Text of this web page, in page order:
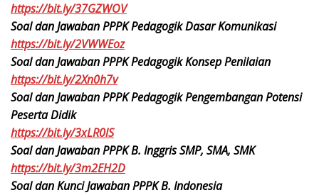
https://bit.ly/37GZWOV
Soal dan Jawaban PPPK Pedagogik Dasar Komunikasi
https://bit.ly/2VWWEoz
Soal dan Jawaban PPPK Pedagogik Konsep Penilaian
https://bit.ly/2Xn0h7v
Soal dan Jawaban PPPK Pedagogik Pengembangan Potensi
Peserta Didik
https://bit.ly/3xLR0lS
Soal dan Jawaban PPPK B. Inggris SMP, SMA, SMK
https://bit.ly/3m2EH2D
Soal dan Kunci Jawaban PPPK B. Indonesia